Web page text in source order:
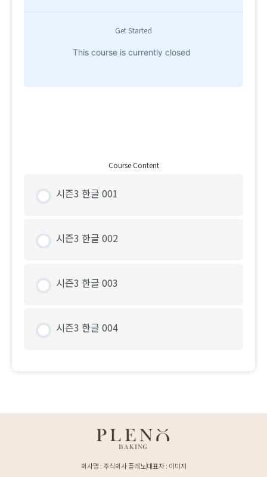
Get Started
This course is currently closed
Course Content
시즌3 한글 001
시즌3 한글 002
시즌3 한글 003
시즌3 한글 004
회사명 : 주식회사 플레노대표자 : 이미지